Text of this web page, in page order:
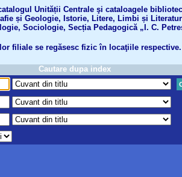
Unității Centrale şi cataloagele
și Geologie, Istorie, Litere, Limbi și
Sociologie, Secția Pedagogică „I. C.
filiale se regăsesc fizic în locaţiile respective.
Cautare dupa index